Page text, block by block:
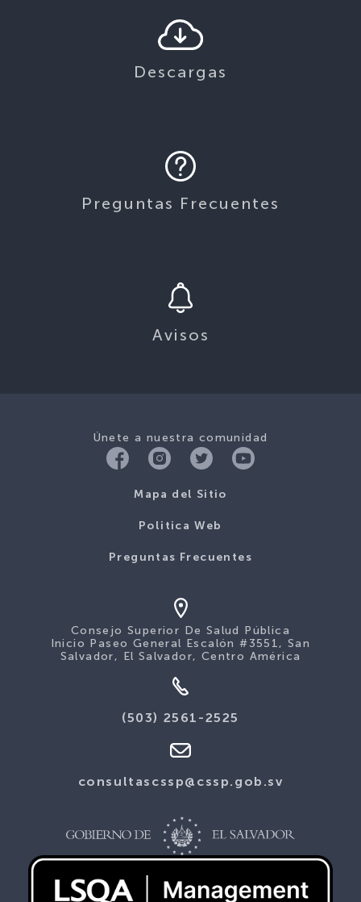
Descargas
Preguntas Frecuentes
Avisos
Únete a nuestra comunidad
Mapa del Sitio
Politica Web
Preguntas Frecuentes
Consejo Superior De Salud Pública
Inicio Paseo General Escalón #3551, San
Salvador, El Salvador, Centro América
(503) 2561-2525
consultascssp@cssp.gob.sv